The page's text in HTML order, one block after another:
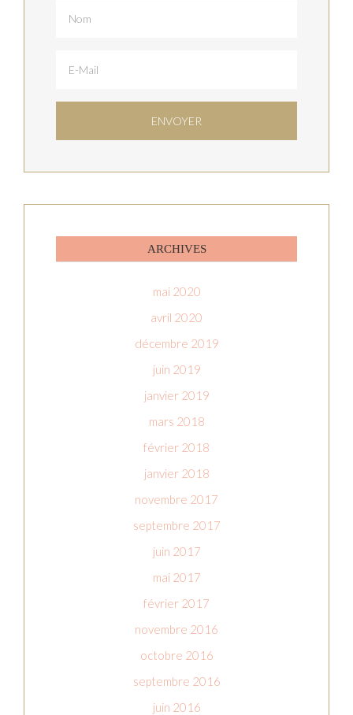
ARCHIVES
mai 2020
avril 2020
décembre 2019
juin 2019
janvier 2019
mars 2018
février 2018
janvier 2018
novembre 2017
septembre 2017
juin 2017
mai 2017
février 2017
novembre 2016
octobre 2016
septembre 2016
juin 2016